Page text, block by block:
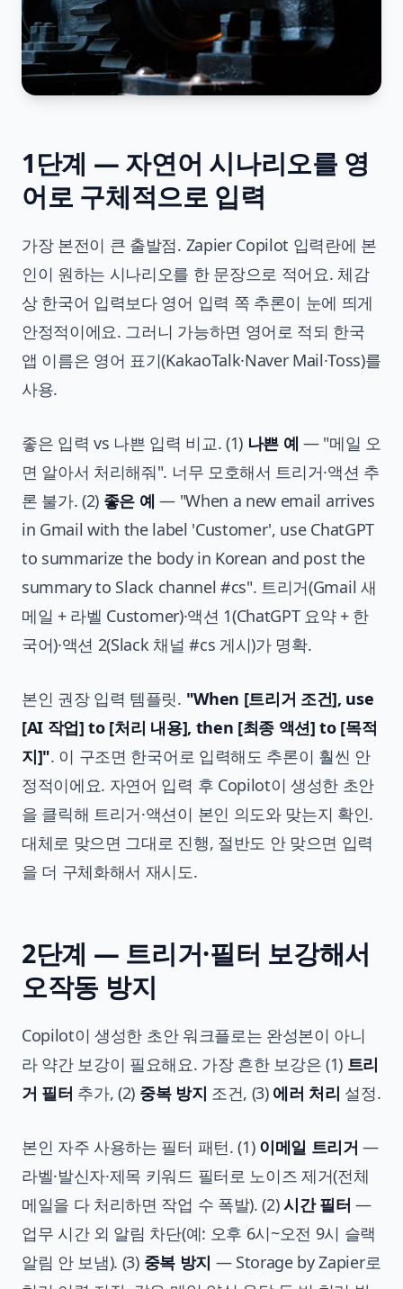
1단계 — 자연어 시나리오를 영
어로 구체적으로 입력
가장 본전이 큰 출발점. Zapier Copilot 입력란에 본
인이 원하는 시나리오를 한 문장으로 적어요. 체감
상 한국어 입력보다 영어 입력 쪽 추론이 눈에 띄게
안정적이에요. 그러니 가능하면 영어로 적되 한국
앱 이름은 영어 표기(KakaoTalk·Naver Mail·Toss)를
사용.
좋은 입력 vs 나쁜 입력 비교. (1) 나쁜 예 — "메일 오
면 알아서 처리해줘". 너무 모호해서 트리거·액션 추
론 불가. (2) 좋은 예 — "When a new email arrives
in Gmail with the label 'Customer', use ChatGPT
to summarize the body in Korean and post the
summary to Slack channel #cs". 트리거(Gmail 새
메일 + 라벨 Customer)·액션 1(ChatGPT 요약 + 한
국어)·액션 2(Slack 채널 #cs 게시)가 명확.
본인 권장 입력 템플릿. "When [트리거 조건], use
[AI 작업] to [처리 내용], then [최종 액션] to [목적
지]". 이 구조면 한국어로 입력해도 추론이 훨씬 안
정적이에요. 자연어 입력 후 Copilot이 생성한 초안
을 클릭해 트리거·액션이 본인 의도와 맞는지 확인.
대체로 맞으면 그대로 진행, 절반도 안 맞으면 입력
을 더 구체화해서 재시도.
2단계 — 트리거·필터 보강해서
오작동 방지
Copilot이 생성한 초안 워크플로는 완성본이 아니
라 약간 보강이 필요해요. 가장 흔한 보강은 (1) 트리
거 필터 추가, (2) 중복 방지 조건, (3) 에러 처리 설정.
본인 자주 사용하는 필터 패턴. (1) 이메일 트리거 —
라벨·발신자·제목 키워드 필터로 노이즈 제거(전체
메일을 다 처리하면 작업 수 폭발). (2)시간 필터 —
업무 시간 외 알림 차단(예: 오후 6시~오전 9시 슬랙
알림 안 보냄). (3) 중복 방지 — Storage by Zapier로